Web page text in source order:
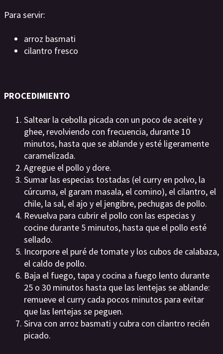
Para servir:
arroz basmati
cilantro fresco
PROCEDIMIENTO
Saltear la cebolla picada con un poco de aceite y
ghee, revolviendo con frecuencia, durante 10
minutos, hasta que se ablande y esté ligeramente
caramelizada.
Agregue el pollo y dore.
Sumar las especias tostadas (el curry en polvo, la
cúrcuma, el garam masala, el comino), el cilantro, el
chile, la sal, el ajo y el jengibre, pechugas de pollo.
Revuelva para cubrir el pollo con las especias y
cocine durante 5 minutos, hasta que el pollo esté
sellado.
Incorpore el puré de tomate y los cubos de calabaza,
el caldo de pollo.
Baja el fuego, tapa y cocina a fuego lento durante
25 o 30 minutos hasta que las lentejas se ablande:
remueve el curry cada pocos minutos para evitar
que las lentejas se peguen.
Sirva con arroz basmati y cubra con cilantro recién
picado.